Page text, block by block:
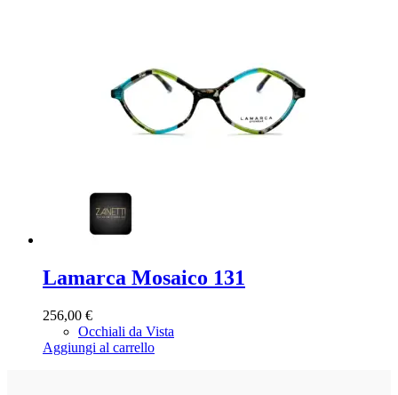
Lamarca Mosaico 131
256,00 €
Occhiali da Vista
Aggiungi al carrello